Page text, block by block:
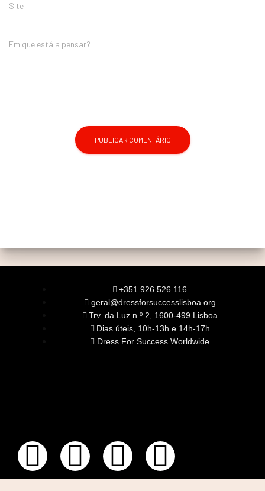
Site
Em que está a pensar?
+351 926 526 116
geral@dressforsuccesslisboa.org
Trv. da Luz n.º 2, 1600-499 Lisboa
Dias úteis, 10h-13h e 14h-17h
Dress For Success Worldwide